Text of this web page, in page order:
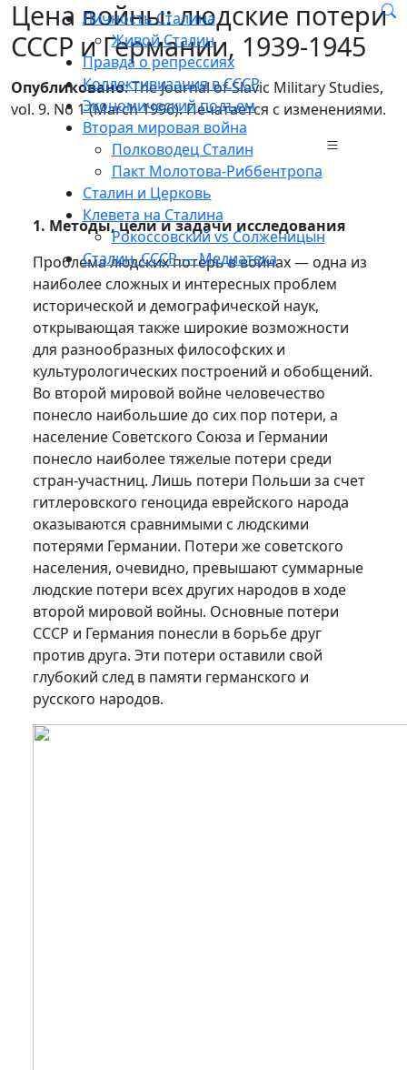
Личность Сталина
Живой Сталин
Правда о репрессиях
Коллективизация в СССР
Экономический подъем
Вторая мировая война
Полководец Сталин
Пакт Молотова-Риббентропа
Сталин и Церковь
Клевета на Сталина
Рокоссовский vs Солженицын
Сталин, СССР — Медиатека
Цена войны: людские потери
СССР и Германии, 1939-1945
Опубликовано: The Journal of Slavic Military Studies,
vol. 9. No 1 (March 1996). Печатается с изменениями.
1. Методы, цели и задачи исследования
Проблема людских потерь в войнах — одна из
наиболее сложных и интересных проблем
исторической и демографической наук,
открывающая также широкие возможности
для разнообразных философских и
культурологических построений и обобщений.
Во второй мировой войне человечество
понесло наибольшие до сих пор потери, а
население Советского Союза и Германии
понесло наиболее тяжелые потери среди
стран-участниц. Лишь потери Польши за счет
гитлеровского геноцида еврейского народа
оказываются сравнимыми с людскими
потерями Германии. Потери же советского
населения, очевидно, превышают суммарные
людские потери всех других народов в ходе
второй мировой войны. Основные потери
СССР и Германия понесли в борьбе друг
против друга. Эти потери оставили свой
глубокий след в памяти германского и
русского народов.